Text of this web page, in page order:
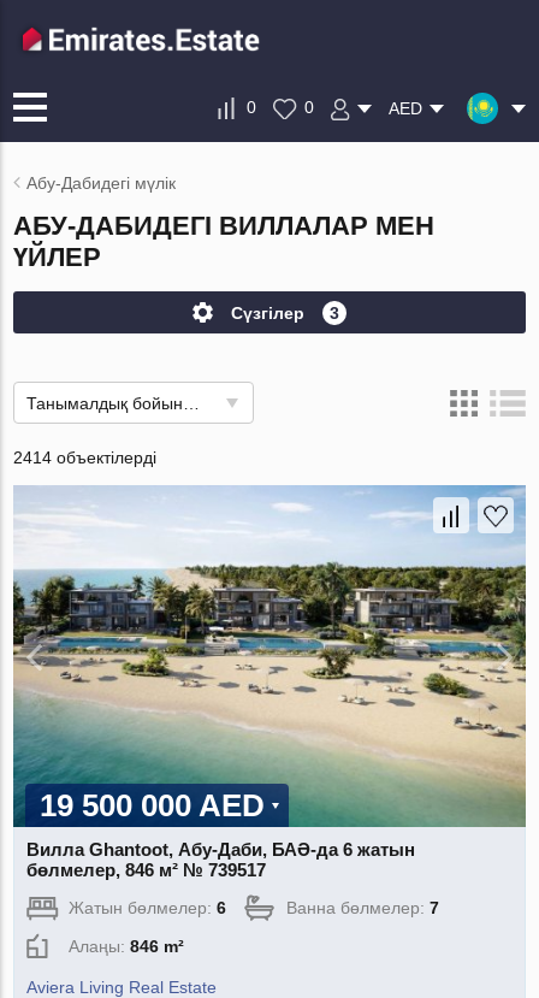
0 0 AED
Абу-Дабидегі мүлік
АБУ-ДАБИДЕГІ ВИЛЛАЛАР МЕН
ҮЙЛЕР
Сүзгілер 3
2414 объектілерді
19 500 000 AED
Вилла Ghantoot, Абу-Даби, БАӘ-да 6 жатын
бөлмелер, 846 м² № 739517
Жатын бөлмелер:6 Ванна бөлмелер:7
Алаңы:846 m²
Aviera Living Real Estate